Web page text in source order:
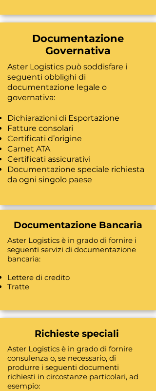
Documentazione
Governativa
Aster Logistics può soddisfare i
seguenti obblighi di
documentazione legale o
governativa:
Dichiarazioni di Esportazione
Fatture consolari
Certificati d’origine
Carnet ATA
Certificati assicurativi
Documentazione speciale richiesta
da ogni singolo paese
Documentazione Bancaria
Aster Logistics è in grado di fornire i
seguenti servizi di documentazione
bancaria:
Lettere di credito
Tratte
Richieste speciali
Aster Logistics è in grado di fornire
consulenza o, se necessario, di
produrre i seguenti documenti
richiesti in circostanze particolari, ad
esempio: